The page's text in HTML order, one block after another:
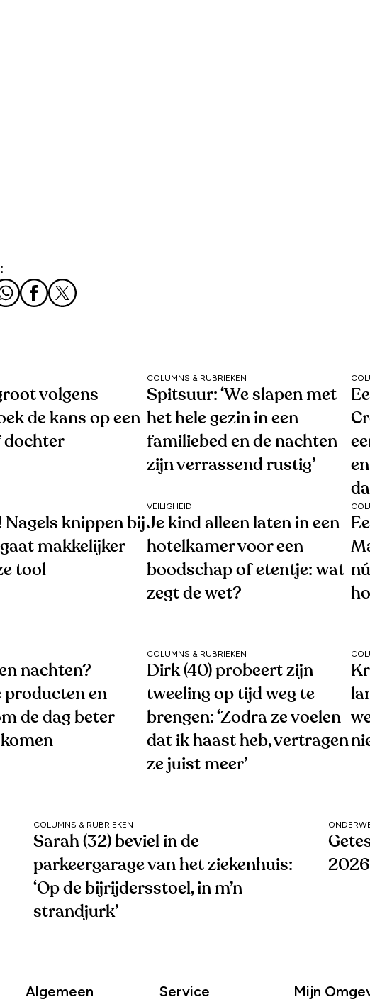
volgens
de kans op een
dochter
COLUMNS & RUBRIEKEN
Spitsuur: ‘We slapen met
het hele gezin in een
familiebed en de nachten
zijn verrassend rustig’
Nagels knippen bij
makkelijker
tool
VEILIGHEID
Je kind alleen laten in een
hotelkamer voor een
boodschap of etentje: wat
zegt de wet?
nachten?
producten en
de dag beter
COLUMNS & RUBRIEKEN
Dirk (40) probeert zijn
tweeling op tijd weg te
brengen: ‘Zodra ze voelen
dat ik haast heb, vertragen
ze juist meer’
COLUMNS & RUBRIEKEN
Sarah (32) beviel in de
parkeergarage van het ziekenhuis:
‘Op de bijrijdersstoel, in m’n
strandjurk’
2026
Algemeen Service Mijn